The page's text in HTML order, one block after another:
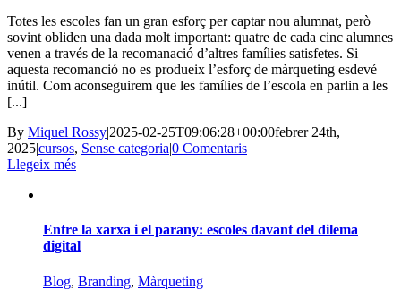
Totes les escoles fan un gran esforç per captar nou alumnat, però
sovint obliden una dada molt important: quatre de cada cinc alumnes
venen a través de la recomanació d’altres famílies satisfetes. Si
aquesta recomanció no es produeix l’esforç de màrqueting esdevé
inútil. Com aconseguirem que les famílies de l’escola en parlin a les
[...]
By Miquel Rossy|2025-02-25T09:06:28+00:00febrer 24th,
2025|cursos, Sense categoria|0 Comentaris
Llegeix més
Entre la xarxa i el parany: escoles davant del dilema
digital
Blog, Branding, Màrqueting